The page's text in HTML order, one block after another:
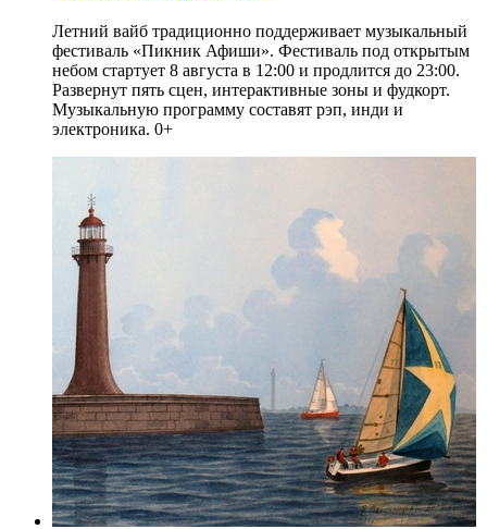
Летний вайб традиционно поддерживает музыкальный
фестиваль «Пикник Афиши». Фестиваль под открытым
небом стартует 8 августа в 12:00 и продлится до 23:00.
Развернут пять сцен, интерактивные зоны и фудкорт.
Музыкальную программу составят рэп, инди и
электроника. 0+